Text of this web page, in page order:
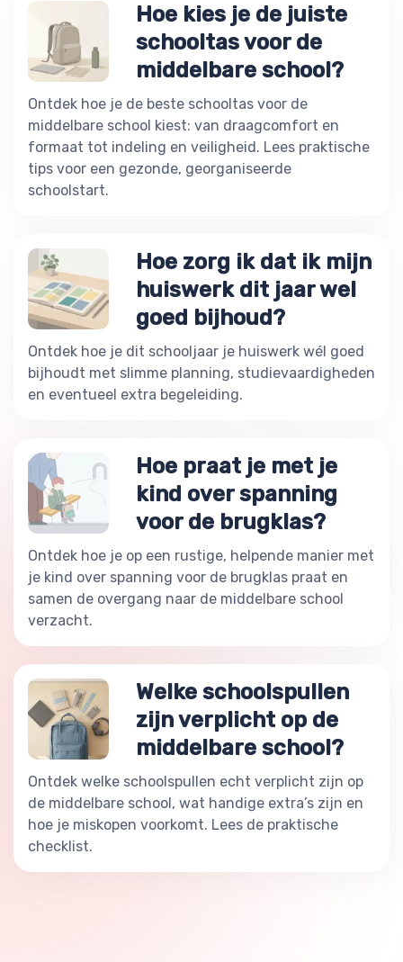
Hoe kies je de juiste
schooltas voor de
middelbare school?
Ontdek hoe je de beste schooltas voor de
middelbare school kiest: van draagcomfort en
formaat tot indeling en veiligheid. Lees praktische
tips voor een gezonde, georganiseerde
schoolstart.
Hoe zorg ik dat ik mijn
huiswerk dit jaar wel
goed bijhoud?
Ontdek hoe je dit schooljaar je huiswerk wél goed
bijhoudt met slimme planning, studievaardigheden
en eventueel extra begeleiding.
Hoe praat je met je
kind over spanning
voor de brugklas?
Ontdek hoe je op een rustige, helpende manier met
je kind over spanning voor de brugklas praat en
samen de overgang naar de middelbare school
verzacht.
Welke schoolspullen
zijn verplicht op de
middelbare school?
Ontdek welke schoolspullen echt verplicht zijn op
de middelbare school, wat handige extra’s zijn en
hoe je miskopen voorkomt. Lees de praktische
checklist.